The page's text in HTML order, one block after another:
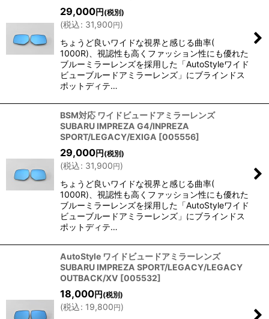
29,000円 (税別)
(税込: 31,900円)
ちょうど良いワイドな視界と感じる曲率(
1000R)、視認性も高くファッション性にも優れた
ブルーミラーレンズを採用した「AutoStyleワイド
ビューブルードアミラーレンズ」にブラインドス
ポットディテ…
BSM対応 ワイドビュードアミラーレンズ
SUBARU IMPREZA G4/INPREZA
SPORT/LEGACY/EXIGA [005556]
29,000円 (税別)
(税込: 31,900円)
ちょうど良いワイドな視界と感じる曲率(
1000R)、視認性も高くファッション性にも優れた
ブルーミラーレンズを採用した「AutoStyleワイド
ビューブルードアミラーレンズ」にブラインドス
ポットディテ…
AutoStyle ワイドビュードアミラーレンズ
SUBARU IMPREZA SPORT/LEGACY/LEGACY
OUTBACK/XV [005532]
18,000円 (税別)
(税込: 19,800円)